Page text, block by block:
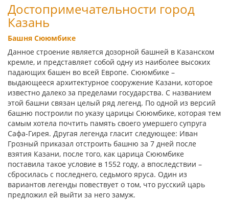
Достопримечательности город
Казань
Башня Сююмбике
Данное строение является дозорной башней в Казанском
кремле, и представляет собой одну из наиболее высоких
падающих башен во всей Европе. Сююмбике –
выдающееся архитектурное сооружение Казани, которое
известно далеко за пределами государства. С названием
этой башни связан целый ряд легенд. По одной из версий
башню построили по указу царицы Сююмбике, которая тем
самым хотела почтить память своего умершего супруга
Сафа-Гирея. Другая легенда гласит следующее: Иван
Грозный приказал отстроить башню за 7 дней после
взятия Казани, после того, как царица Сююмбике
поставила такое условие в 1552 году, а впоследствии –
сбросилась с последнего, седьмого яруса. Один из
вариантов легенды повествует о том, что русский царь
предложил ей выйти за него замуж.